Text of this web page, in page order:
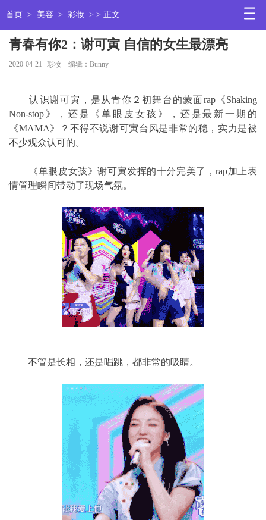
首页 > 美容 > 彩妆 > > 正文
青春有你2：谢可寅 自信的女生最漂亮
2020-04-21 彩妆 编辑：Bunny
认识谢可寅，是从青你２初舞台的蒙面rap《Shaking
Non-stop》，还是《单眼皮女孩》，还是最新一期的
《MAMA》？不得不说谢可寅台风是非常的稳，实力是被
不少观众认可的。
《单眼皮女孩》谢可寅发挥的十分完美了，rap加上表
情管理瞬间带动了现场气氛。
不管是长相，还是唱跳，都非常的吸睛。